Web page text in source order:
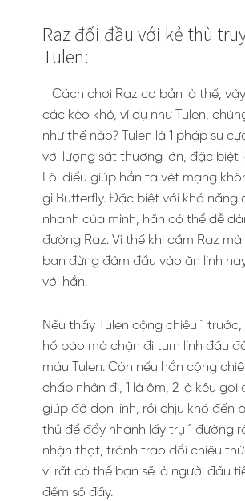
Raz đối đầu với kẻ thù
Tulen:
Cách chơi Raz cơ bản là thế,
các kèo khó, ví dụ như Tulen,
như thế nào? Tulen là 1 pháp sư
với lượng sát thương lớn, đặc biệt
Lôi điểu giúp hắn ta vét mạng
gì Butterfly. Đặc biệt với khả năng
nhanh của mình, hắn có thể dễ
đường Raz. Vì thế khi cầm Raz mà
bạn đừng đâm đầu vào ăn lính
với hắn.
Nếu thấy Tulen cộng chiêu 1
hổ báo mà chặn đi turn lính đầu
máu Tulen. Còn nếu hắn cộng
chấp nhận đi, 1 là ôm, 2 là kêu gọi
giúp đỡ dọn lính, rồi chịu khó đến
thủ để đẩy nhanh lấy trụ 1 đường
nhận thọt, tránh trao đổi chiêu
vì rất có thể bạn sẽ là người đầu
đếm số đấy.